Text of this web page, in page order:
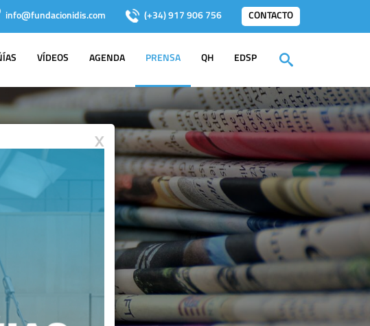
info@fundacionidis.com (+34) 917 906 756 CONTACTO
VÍDEOS AGENDA PRENSA QH EDSP
X